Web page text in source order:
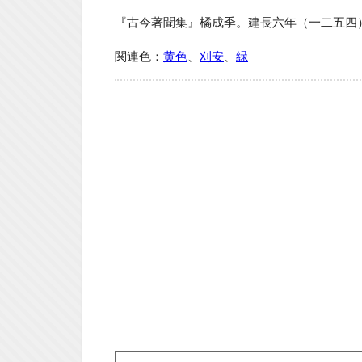
『古今著聞集』橘成季。建長六年（一二五四
関連色： 黄色、 刈安、 緑